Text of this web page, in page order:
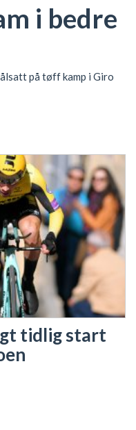
i bedre
på tøff kamp i Giro
tidlig start